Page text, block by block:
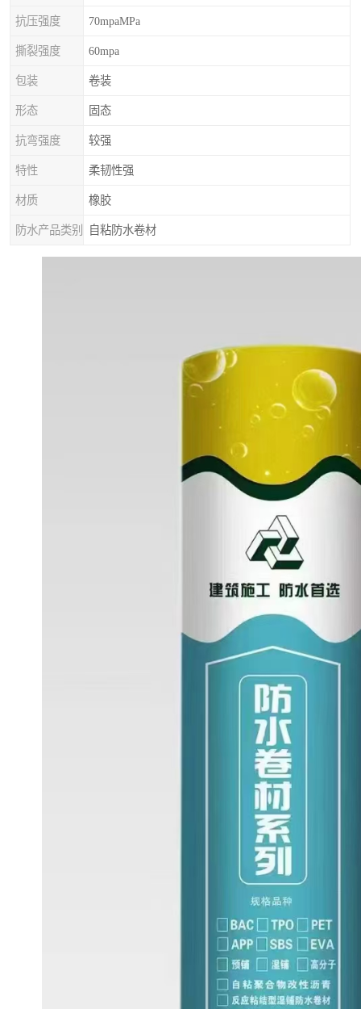
抗压强度 70mpaMPa
撕裂强度 60mpa
包装 卷装
形态 固态
抗弯强度 较强
特性 柔韧性强
材质 橡胶
防水产品类别 自粘防水卷材